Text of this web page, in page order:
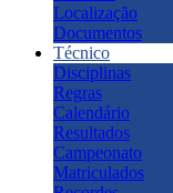
Localização
Documentos
Técnico
Disciplinas
Regras
Calendário
Resultados
Campeonato
Matriculados